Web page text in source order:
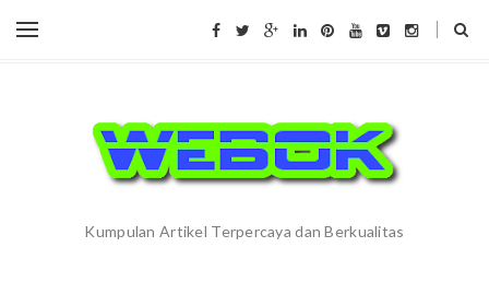
Kumpulan Artikel Terpercaya dan Berkualitas